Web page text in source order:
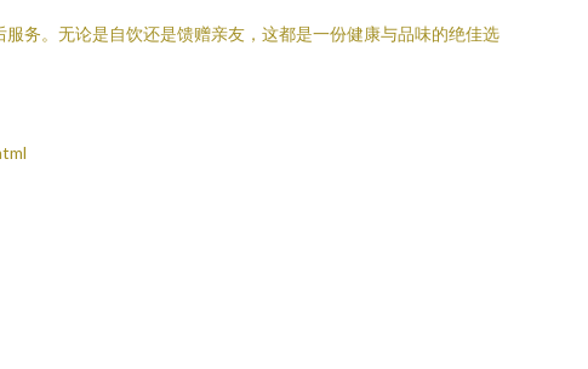
务。无论是自饮还是馈赠亲友，这都是一份健康与品味的绝佳选